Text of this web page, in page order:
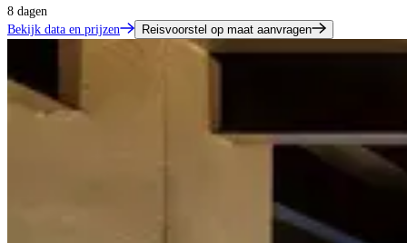
8 dagen
Bekijk data en prijzen
Reisvoorstel op maat aanvragen